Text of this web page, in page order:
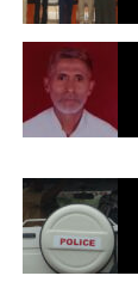
ഇതിനിടെ,
എത്തുന്ന
ചേര്‍ത്ത ‘ദി